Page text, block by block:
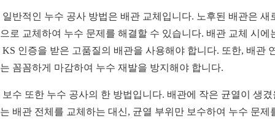
일반적인 누수 공사 방법은 배관 교체입니다. 노후된 배관은 새
로 교체하여 누수 문제를 해결할 수 있습니다. 배관 교체 시에
KS 인증을 받은 고품질의 배관을 사용해야 합니다. 또한, 배관
꼼꼼하게 마감하여 누수 재발을 방지해야 합니다.
보수 또한 누수 공사의 한 방법입니다. 배관에 작은 균열이 생겼
배관 전체를 교체하는 대신, 균열 부위만 보수하여 누수 문제